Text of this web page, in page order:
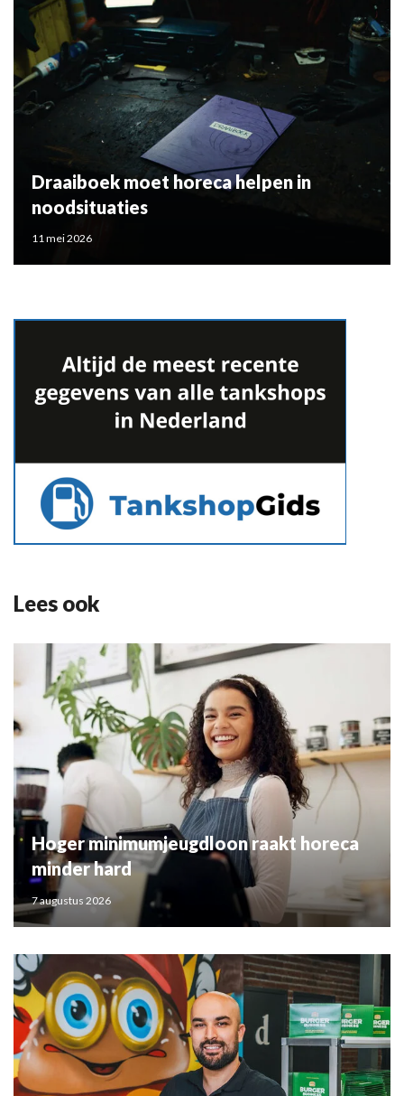
Draaiboek moet horeca helpen in
noodsituaties
11 mei 2026
Lees ook
Hoger minimumjeugdloon raakt horeca
minder hard
7 augustus 2026